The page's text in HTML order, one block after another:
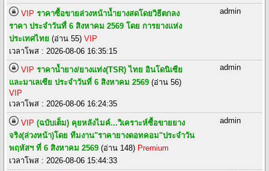
VIP ราคาซื้อขายล่วงหน้าน้ำยางสดโดยวิธีตกลง
ราคา ประจำวันทื่ 6 สิงหาคม 2569 โดย การยางแห่ง
ประเทศไทย(อ่าน 55)VIP
เวลาโพส : 2026-08-06 16:35:15
admin
VIP ราคาน้ำยาง/ยางแท่ง(TSR) ไทย อินโดนิเซีย
และมาเลเซีย ประจำวันที่ 6 สิงหาคม 2569(อ่าน 56)
VIP
เวลาโพส : 2026-08-06 16:24:35
admin
VIP (ฉบับเต็ม) คุยหลังไมค์...วิเคราะห์ซื้อขายยาง
จริง(ล่วงหน้า)โดย ทีมงาน"ราคายางดอทคอม"ประจำวัน
พฤหัสฯ ที่ 6 สิงหาคม 2569 (อ่าน 148) Premium
เวลาโพส : 2026-08-06 15:44:33
admin